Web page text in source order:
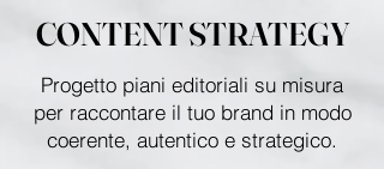
CONTENT STRATEGY
Progetto piani editoriali su misura
per raccontare il tuo brand in modo
coerente, autentico e strategico.